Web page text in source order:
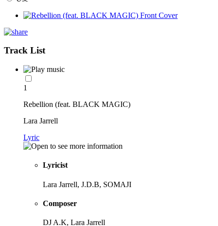
Track List
1
Rebellion (feat. BLACK MAGIC)
Lara Jarrell
Lyric
Lyricist
Lara Jarrell, J.D.B, SOMAJI
Composer
DJ A.K, Lara Jarrell